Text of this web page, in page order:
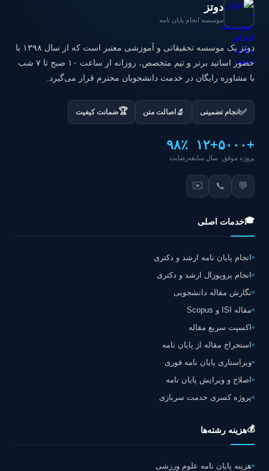
دوتز
موسسه انجام پایان نامه
دوتز یک موسسه تحقیقاتی و آموزشی معتبر است که از سال ۱۳۹۸ با
حضور اساتید برتر و تیم متخصص، روزانه از ساعت ۱۰ صبح تا ۷ شب
با مشاوره رایگان در خدمت دانشجویان محترم قرار می‌گیرد.
✅ انجام تضمینی 🔬 اصالت متن 🏆ضمانت کیفیت
+۵۰۰۰
پروژه موفق
+۱۲
سال سابقه
۹۸٪
رضایت
💬
📞
✉️
🎓خدمات اصلی
انجام پایان نامه ارشد و دکتری
انجام پروپوزال ارشد و دکتری
نگارش مقاله دانشجویی
مقاله ISI و Scopus
اکسپت سریع مقاله
استخراج مقاله از پایان نامه
ویراستاری پایان نامه فوری
اصلاح و ویرایش پایان نامه
پروژه کسری خدمت سربازی
💰هزینه رشته‌ها
هزینه پایان نامه علوم ورزشی